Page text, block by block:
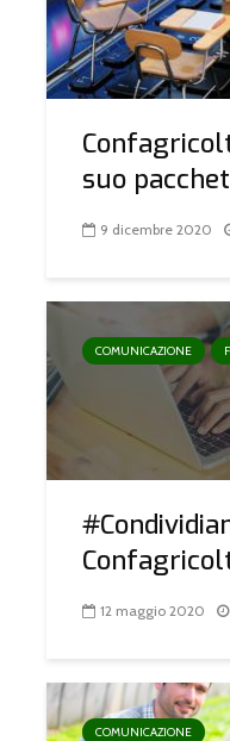
suo
9 dicembre 2020
COMUNICAZIONE
12 maggio 2020
COMUNICAZIONE